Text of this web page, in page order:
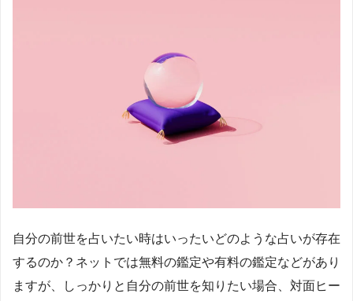
自分の前世を占いたい時はいったいどのような占いが存在
するのか？ネットでは無料の鑑定や有料の鑑定などがあり
ますが、しっかりと自分の前世を知りたい場合、対面ヒー